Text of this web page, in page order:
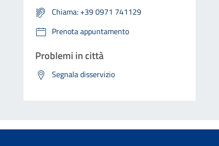
Chiama: +39 0971 741129
Prenota appuntamento
Problemi in città
Segnala disservizio